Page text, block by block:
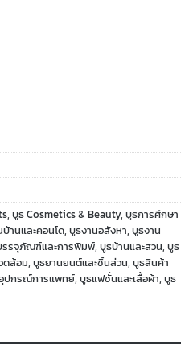
, บูธ Cosmetics & Beauty, บูธการศึกษา
านและคอนโด, บูธงานอสังหา, บูธงาน
รจุภัณฑ์และการพิมพ์, บูธบ้านและสวน, บูธ
ดล้อม, บูธยานยนต์และชิ้นส่วน, บูธสินค้า
ปกรณ์การแพทย์, บูธแฟชั่นและเสื้อผ้า, บูธ